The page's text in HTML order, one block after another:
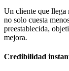
Un cliente que llega
no solo cuesta
preestablecida,
mejora.
Credibilidad